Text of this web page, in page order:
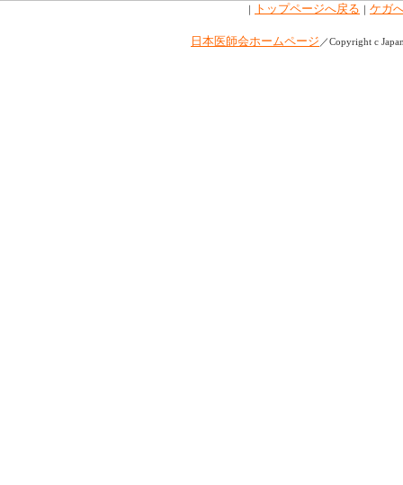
｜ トップページへ戻る ｜ ケガ
日本医師会ホームページ ／Copyright c